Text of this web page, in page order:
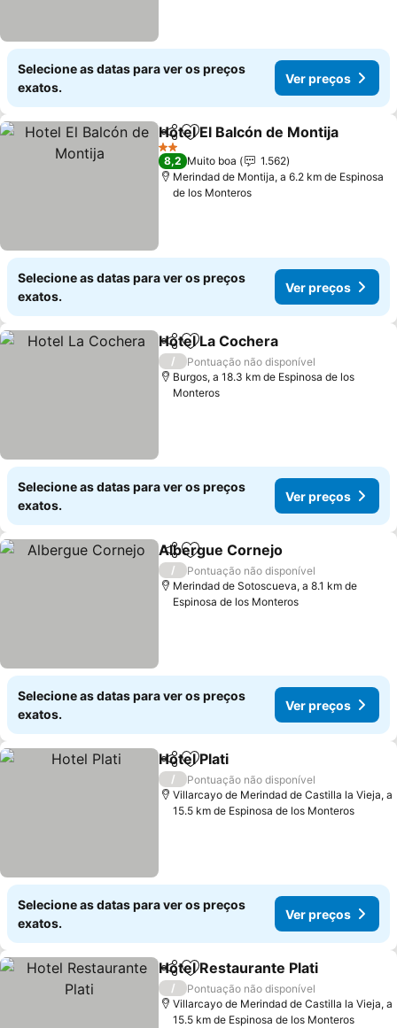
Selecione as datas para ver os preços
exatos.
Ver preços
PartilharAdicionar aos favoritos
Hotel El Balcón de Montija
2 Estrelas
8,2 Muito boa
1.562
Merindad de Montija, a 6.2 km de Espinosa
de los Monteros
Selecione as datas para ver os preços
exatos.
Ver preços
PartilharAdicionar aos favoritos
Hotel La Cochera
/
Pontuação não disponível
Burgos, a 18.3 km de Espinosa de los
Monteros
Selecione as datas para ver os preços
exatos.
Ver preços
PartilharAdicionar aos favoritos
Albergue Cornejo
/
Pontuação não disponível
Merindad de Sotoscueva, a 8.1 km de
Espinosa de los Monteros
Selecione as datas para ver os preços
exatos.
Ver preços
PartilharAdicionar aos favoritos
Hotel Plati
/
Pontuação não disponível
Villarcayo de Merindad de Castilla la Vieja, a
15.5 km de Espinosa de los Monteros
Selecione as datas para ver os preços
exatos.
Ver preços
PartilharAdicionar aos favoritos
Hotel Restaurante Plati
/
Pontuação não disponível
Villarcayo de Merindad de Castilla la Vieja, a
15.5 km de Espinosa de los Monteros